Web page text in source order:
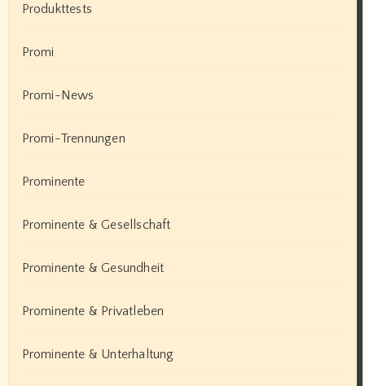
Produkttests
Promi
Promi-News
Promi-Trennungen
Prominente
Prominente & Gesellschaft
Prominente & Gesundheit
Prominente & Privatleben
Prominente & Unterhaltung